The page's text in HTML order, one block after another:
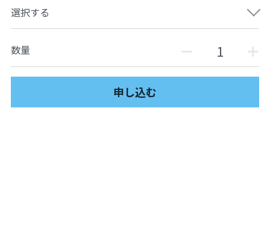
選択する
数量
申し込む